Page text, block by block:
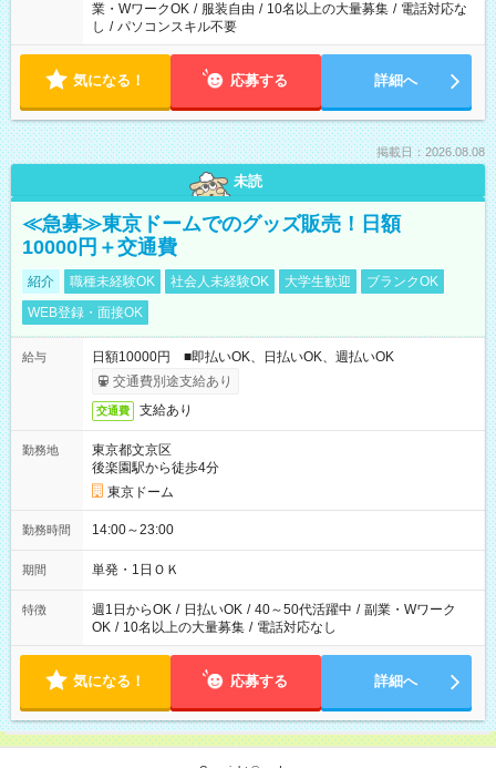
業・WワークOK / 服装自由 / 10名以上の大量募集 / 電話対応な
し / パソコンスキル不要
気になる！ 応募する 詳細へ
掲載日：2026.08.08
未読
≪急募≫東京ドームでのグッズ販売！日額
10000円＋交通費
紹介 職種未経験OK 社会人未経験OK 大学生歓迎
ブランクOK
WEB登録・面接OK
給与
日額10000円 ■即払いOK、日払いOK、週払いOK
交通費別途支給あり
交通費 支給あり
勤務地
東京都文京区
後楽園駅から徒歩4分
東京ドーム
勤務時間 14:00～23:00
期間 単発・1日ＯＫ
特徴 週1日からOK / 日払いOK / 40～50代活躍中 / 副業・Wワーク
OK / 10名以上の大量募集 / 電話対応なし
気になる！ 応募する 詳細へ